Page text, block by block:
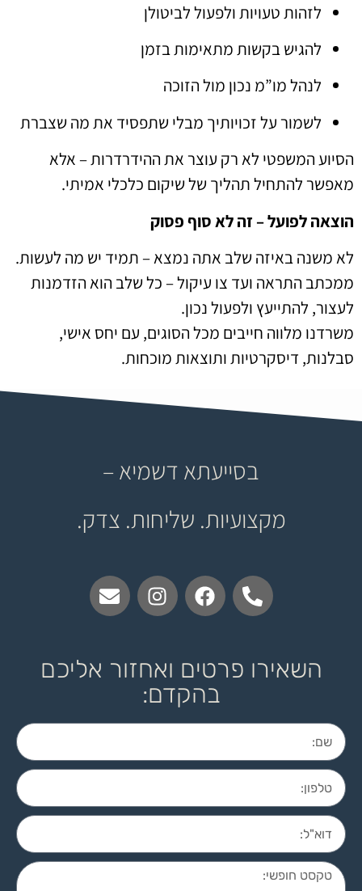
לזהות טעויות ולפעול לביטולן
להגיש בקשות מתאימות בזמן
לנהל מו”מ נכון מול הזוכה
לשמור על זכויותיך מבלי שתפסיד את מה שצברת
הסיוע המשפטי לא רק עוצר את ההידרדרות – אלא
מאפשר להתחיל תהליך של שיקום כלכלי אמיתי.
הוצאה לפועל – זה לא סוף פסוק
לא משנה באיזה שלב אתה נמצא – תמיד יש מה לעשות.
ממכתב התראה ועד צו עיקול – כל שלב הוא הזדמנות
לעצור, להתייעץ ולפעול נכון.
משרדנו מלווה חייבים מכל הסוגים, עם יחס אישי,
סבלנות, דיסקרטיות ותוצאות מוכחות.
בסייעתא דשמיא –
מקצועיות. שליחות. צדק.
השאירו פרטים ואחזור אליכם
בהקדם: